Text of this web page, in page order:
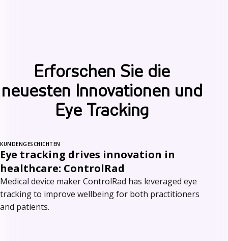
Erforschen Sie die
neuesten Innovationen und
Eye Tracking
KUNDENGESCHICHTEN
Eye tracking drives innovation in
healthcare: ControlRad
Medical device maker ControlRad has leveraged eye
tracking to improve wellbeing for both practitioners
and patients.